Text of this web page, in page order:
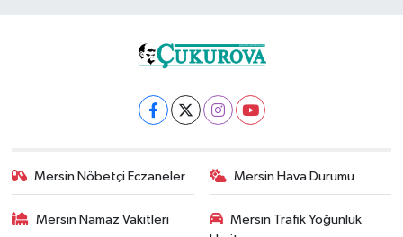
Mersin Nöbetçi Eczaneler Mersin Hava Durumu
Mersin Namaz Vakitleri
Mersin Trafik Yoğunluk